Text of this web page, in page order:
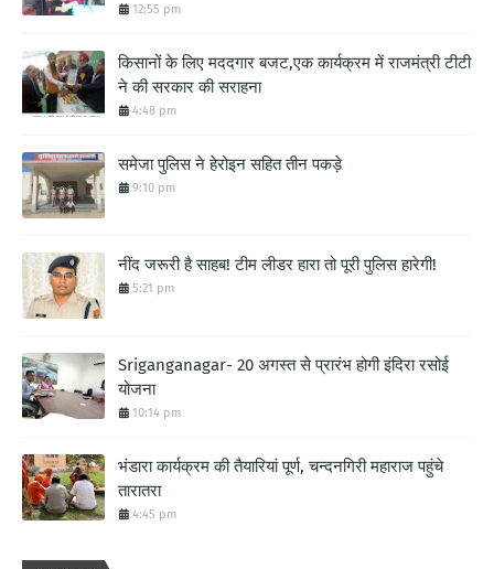
12:55 pm
किसानों के लिए मददगार बजट,एक कार्यक्रम में राजमंत्री टीटी
ने की सरकार की सराहना
4:48 pm
समेजा पुलिस ने हेरोइन सहित तीन पकड़े
9:10 pm
नींद जरूरी है साहब! टीम लीडर हारा तो पूरी पुलिस हारेगी!
5:21 pm
Sriganganagar- 20 अगस्त से प्रारंभ होगी इंदिरा रसोई
योजना
10:14 pm
भंडारा कार्यक्रम की तैयारियां पूर्ण, चन्दनगिरी महाराज पहुंचे
तारातरा
4:45 pm